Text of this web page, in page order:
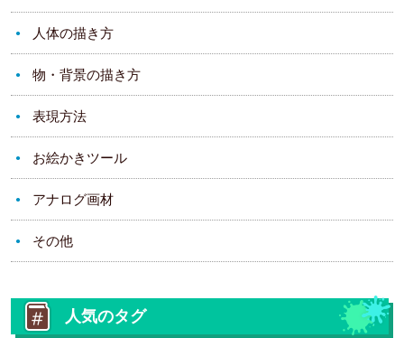
人体の描き方
物・背景の描き方
表現方法
お絵かきツール
アナログ画材
その他
人気のタグ